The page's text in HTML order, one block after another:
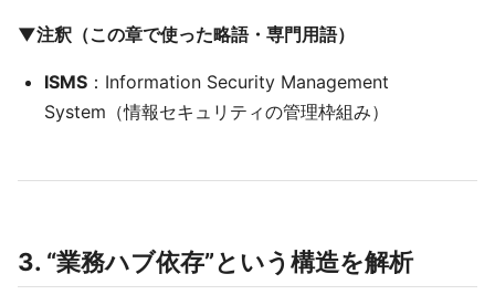
▼注釈（この章で使った略語・専門用語）
ISMS ：Information Security Management
System（情報セキュリティの管理枠組み）
3. “業務ハブ依存”という構造を解析